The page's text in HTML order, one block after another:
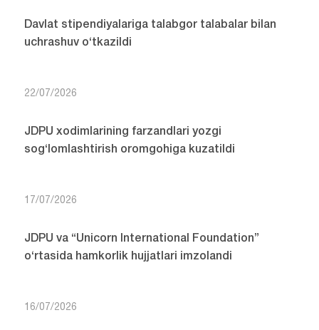
Davlat stipendiyalariga talabgor talabalar bilan
uchrashuv o‘tkazildi
22/07/2026
JDPU xodimlarining farzandlari yozgi
sog‘lomlashtirish oromgohiga kuzatildi
17/07/2026
JDPU va “Unicorn International Foundation”
o‘rtasida hamkorlik hujjatlari imzolandi
16/07/2026